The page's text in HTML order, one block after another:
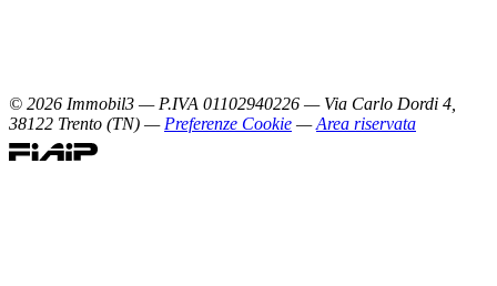
© 2026 Immobil3 — P.IVA 01102940226 — Via Carlo Dordi 4,
38122 Trento (TN) — Preferenze Cookie — Area riservata